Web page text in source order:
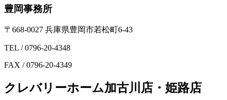
豊岡事務所
〒668-0027 兵庫県豊岡市若松町6-43
TEL / 0796-20-4348
FAX / 0796-20-4349
クレバリーホーム加古川店・姫路店